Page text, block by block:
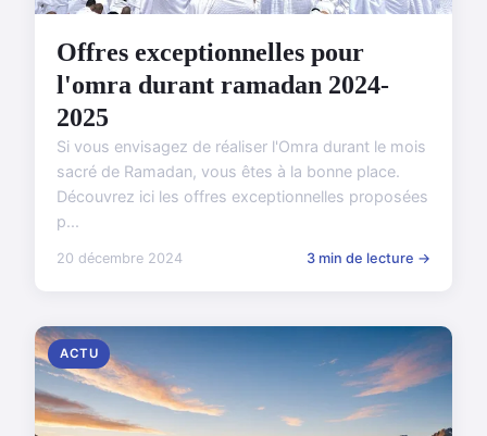
Offres exceptionnelles pour
l'omra durant ramadan 2024-
2025
Si vous envisagez de réaliser l'Omra durant le mois
sacré de Ramadan, vous êtes à la bonne place.
Découvrez ici les offres exceptionnelles proposées
p...
20 décembre 2024 3 min de lecture →
ACTU